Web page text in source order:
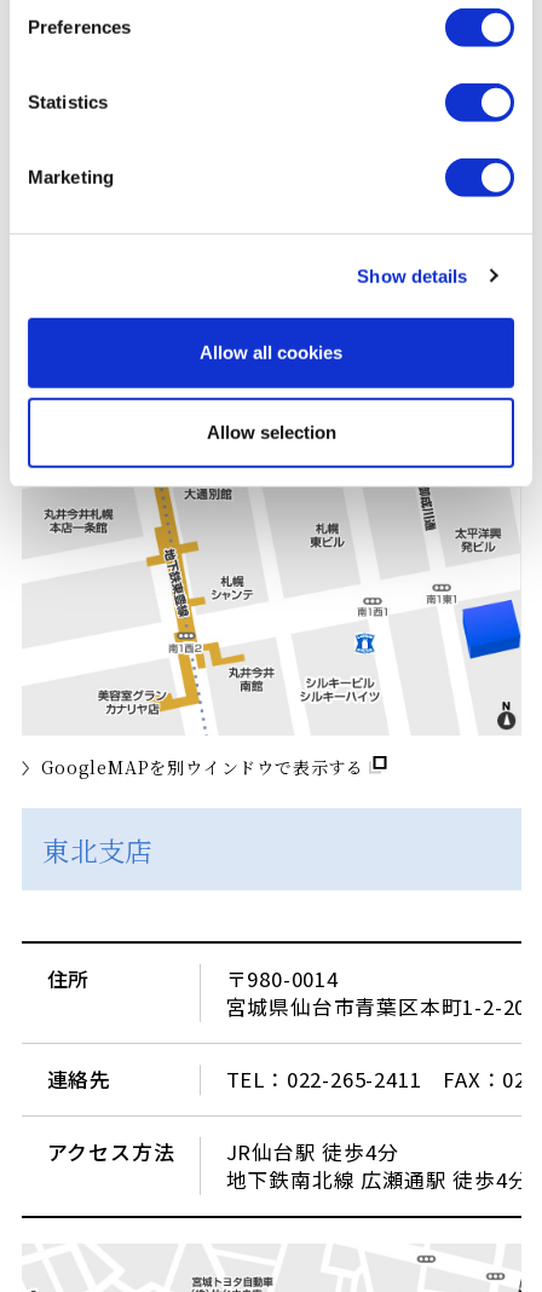
Preferences
Statistics
Marketing
Show details
Allow all cookies
Allow selection
北海道支店
住所
北海道札幌市中央区南2条東
TEL：011-233-5371 FAX：
地下鉄東西線・東豊線 大通駅
GoogleMAPを別ウインドウで表示する
東北支店
住所
〒980-0014
宮城県仙台市青葉区本町1-2-
連絡先 TEL：022-265-2411 FAX：
アクセス方法
JR仙台駅 徒歩4分
地下鉄南北線 広瀬通駅 徒歩4分